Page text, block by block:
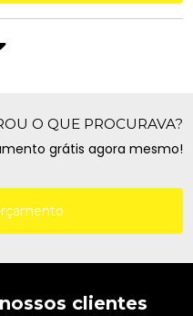
O QUE PROCURAVA?
grátis agora mesmo!
clientes